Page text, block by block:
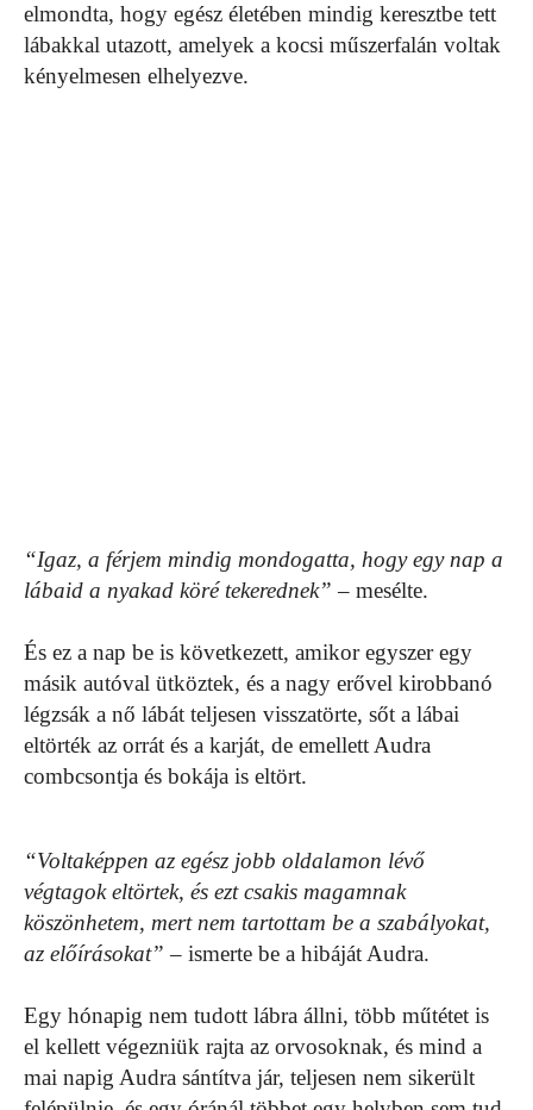
elmondta, hogy egész életében mindig keresztbe tett
lábakkal utazott, amelyek a kocsi műszerfalán voltak
kényelmesen elhelyezve.
“Igaz, a férjem mindig mondogatta, hogy egy nap a
lábaid a nyakad köré tekerednek” – mesélte.
És ez a nap be is következett, amikor egyszer egy
másik autóval ütköztek, és a nagy erővel kirobbanó
légzsák a nő lábát teljesen visszatörte, sőt a lábai
eltörték az orrát és a karját, de emellett Audra
combcsontja és bokája is eltört.
“Voltaképpen az egész jobb oldalamon lévő
végtagok eltörtek, és ezt csakis magamnak
köszönhetem, mert nem tartottam be a szabályokat,
az előírásokat” – ismerte be a hibáját Audra.
Egy hónapig nem tudott lábra állni, több műtétet is
el kellett végezniük rajta az orvosoknak, és mind a
mai napig Audra sántítva jár, teljesen nem sikerült